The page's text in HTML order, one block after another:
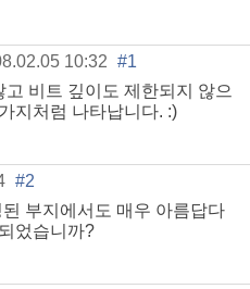
10:32 #1
비트 깊이도 제한되지 않으
지처럼 나타납니다. :)
#2
부지에서도 매우 아름답다
었습니까?